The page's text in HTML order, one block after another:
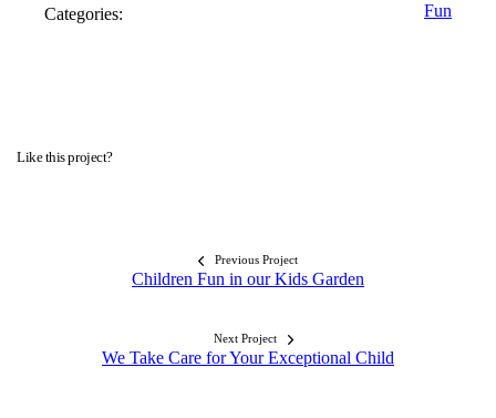
Categories:
Fun
Like this project?
Previous Project
Children Fun in our Kids Garden
Next Project
We Take Care for Your Exceptional Child